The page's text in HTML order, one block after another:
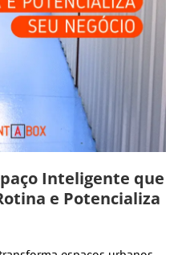
Inteligente que
e Potencializa